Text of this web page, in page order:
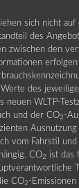
sich nicht auf
des
zwischen den
des
neuen WLTP-
und der CO2 -
vom Fahrstil
CO2 ist das
CO2 -